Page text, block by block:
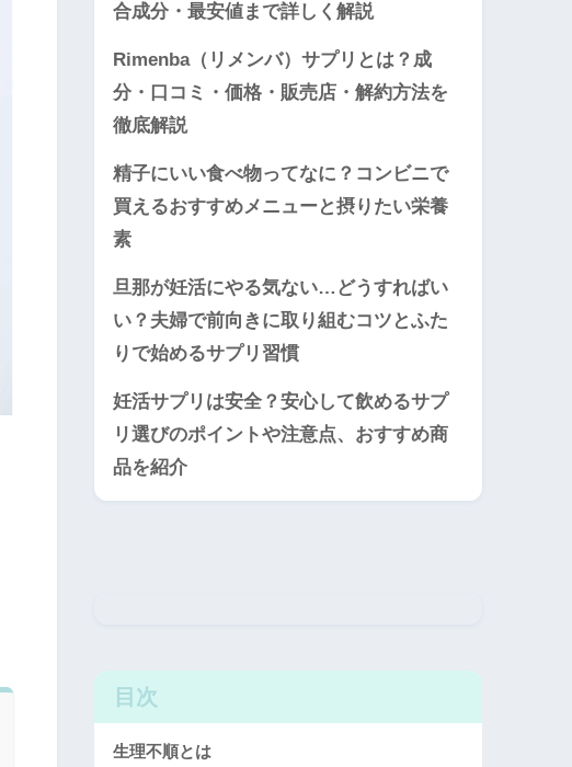
合成分・最安値まで詳しく解説
Rimenba（リメンバ）サプリとは？成
分・口コミ・価格・販売店・解約方法を
徹底解説
精子にいい食べ物ってなに？コンビニで
買えるおすすめメニューと摂りたい栄養
素
旦那が妊活にやる気ない…どうすればい
い？夫婦で前向きに取り組むコツとふた
りで始めるサプリ習慣
妊活サプリは安全？安心して飲めるサプ
リ選びのポイントや注意点、おすすめ商
品を紹介
目次
生理不順とは